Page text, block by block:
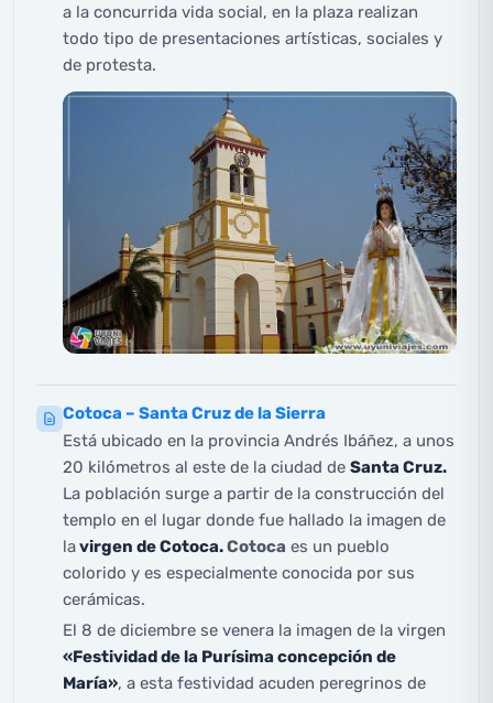
a la concurrida vida social, en la plaza realizan
todo tipo de presentaciones artísticas, sociales y
de protesta.
Cotoca – Santa Cruz de la Sierra
Está ubicado en la provincia Andrés Ibáñez, a unos
20 kilómetros al este de la ciudad de Santa Cruz.
La población surge a partir de la construcción del
templo en el lugar donde fue hallado la imagen de
lavirgen de Cotoca.Cotoca es un pueblo
colorido y es especialmente conocida por sus
cerámicas.
El 8 de diciembre se venera la imagen de la virgen
«Festividad de la Purísima concepción de
María», a esta festividad acuden peregrinos de